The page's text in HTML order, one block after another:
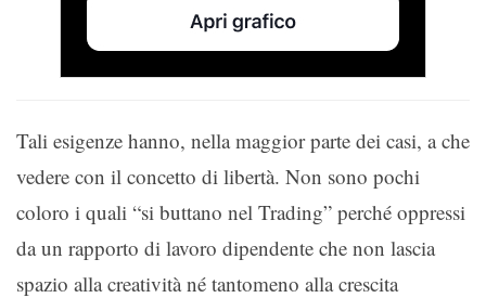
Tali esigenze hanno, nella maggior parte dei casi, a che
vedere con il concetto di libertà. Non sono pochi
coloro i quali “si buttano nel Trading” perché oppressi
da un rapporto di lavoro dipendente che non lascia
spazio alla creatività né tantomeno alla crescita